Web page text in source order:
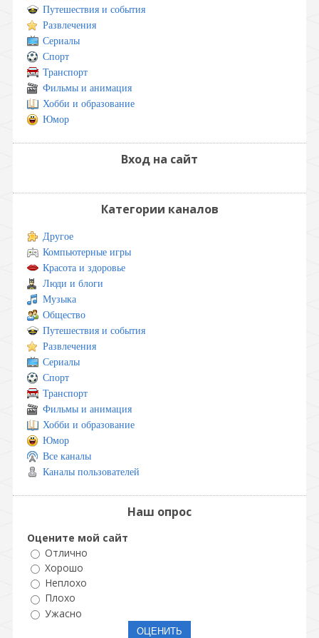
Путешествия и события
Развлечения
Сериалы
Спорт
Транспорт
Фильмы и анимация
Хобби и образование
Юмор
Вход на сайт
Категории каналов
Другое
Компьютерные игры
Красота и здоровье
Люди и блоги
Музыка
Общество
Путешествия и события
Развлечения
Сериалы
Спорт
Транспорт
Фильмы и анимация
Хобби и образование
Юмор
Все каналы
Каналы пользователей
Наш опрос
Оцените мой сайт
Отлично
Хорошо
Неплохо
Плохо
Ужасно